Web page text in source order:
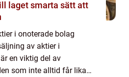
sätt att
i onoterade bolag
av aktier i
en viktig del av
som inte alltid får lika